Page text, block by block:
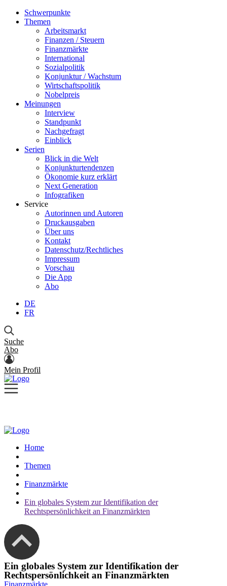
Schwerpunkte
Themen
Arbeitsmarkt
Finanzen / Steuern
Finanzmärkte
International
Sozialpolitik
Konjunktur / Wachstum
Wirtschaftspolitik
Nobelpreis
Meinungen
Interview
Standpunkt
Nachgefragt
Einblick
Serien
Blick in die Welt
Konjunkturtendenzen
Ökonomie kurz erklärt
Next Generation
Infografiken
Service
Autorinnen und Autoren
Druckausgaben
Über uns
Kontakt
Datenschutz/Rechtliches
Impressum
Vorschau
Die App
Abo
DE
FR
Suche
Abo
Mein Profil
Home
Themen
Finanzmärkte
Ein globales System zur Identifikation der
Rechtspersönlichkeit an Finanzmärkten
Ein globales System zur Identifikation der
Rechtspersönlichkeit an Finanzmärkten
Finanzmärkte